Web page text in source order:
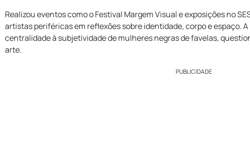
Realizou eventos como o Festival Margem Visual e exposições no
artistas periféricas em reflexões sobre identidade, corpo e espaço.
centralidade à subjetividade de mulheres negras de favelas,
arte.
PUBLICIDADE